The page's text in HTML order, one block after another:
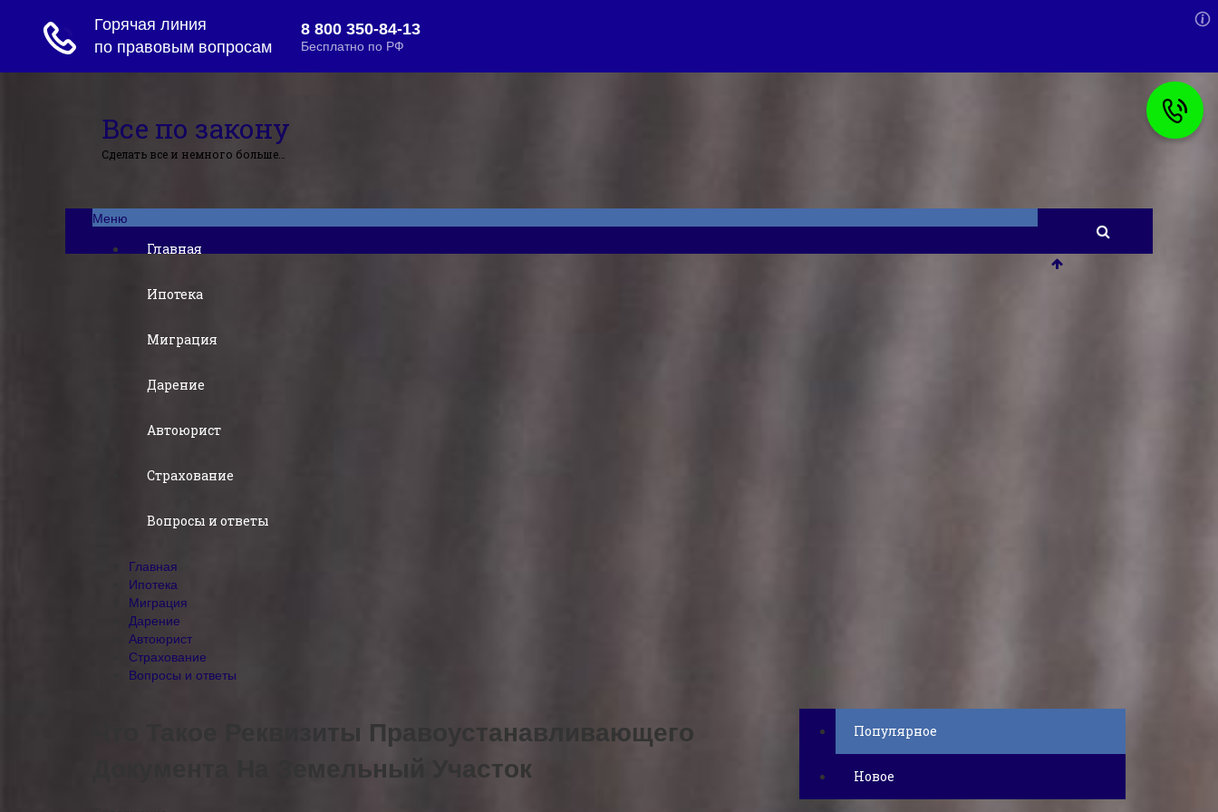
Все по закону
Сделать все и немного больше…
Меню
Главная
Ипотека
Миграция
Дарение
Автоюрист
Страхование
Вопросы и ответы
Главная
Ипотека
Миграция
Дарение
Автоюрист
Страхование
Вопросы и ответы
Что Такое Реквизиты Правоустанавливающего
Документа На Земельный Участок
Популярное
Новое